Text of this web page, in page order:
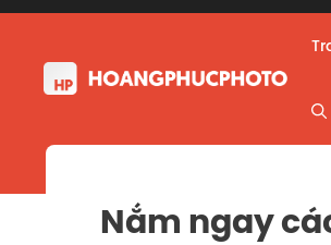
Skip
content
Nắm ngay